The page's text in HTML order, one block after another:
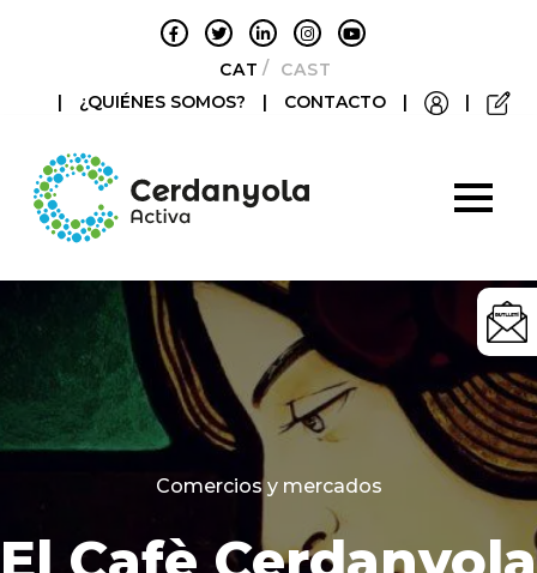
CATALÀCASTELLANO
|
¿QUIÉNES SOMOS? | CONTACTO | |
Categories
Comercios y mercados